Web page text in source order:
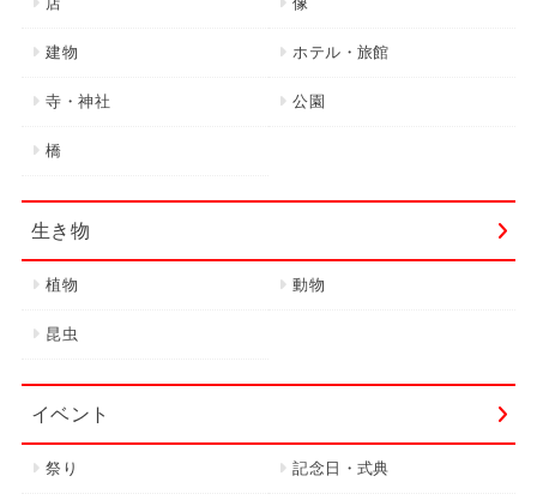
建物 ホテル・旅館
寺・神社 公園
橋
生き物
植物 動物
昆虫
イベント
祭り 記念日・式典